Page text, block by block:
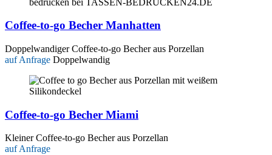
Coffee-to-go Becher Manhatten
Doppelwandiger Coffee-to-go Becher aus Porzellan
auf Anfrage Doppelwandig
Coffee-to-go Becher Miami
Kleiner Coffee-to-go Becher aus Porzellan
auf Anfrage